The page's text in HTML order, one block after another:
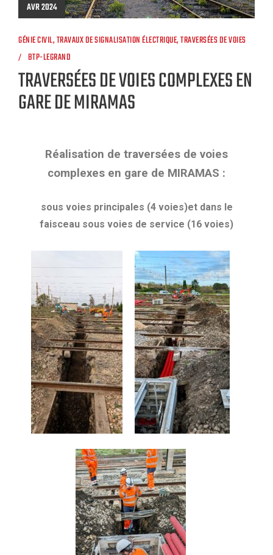
AVR 2024
GÉNIE CIVIL,TRAVAUX DE SIGNALISATION ÉLECTRIQUE,TRAVERSÉES DE VOIES
BTP-LEGRAND
TRAVERSÉES DE VOIES COMPLEXES EN
GARE DE MIRAMAS
Réalisation de traversées de voies
complexes en gare de MIRAMAS :
sous voies principales (4 voies)et dans le
faisceau sous voies de service (16 voies)